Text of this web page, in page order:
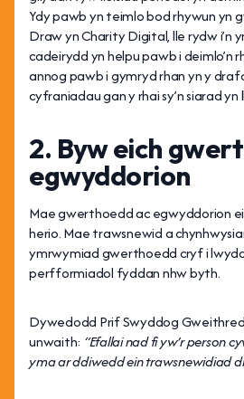
Ydy pawb yn teimlo bod rhywun yn
Draw yn Charity Digital, lle rydw i’n
cadeirydd yn helpu pawb i deimlo’n
annog pawb i gymryd rhan yn y
cyfraniadau gan y rhai sy’n siarad yn
2. Byw eich
egwyddorion
Mae gwerthoedd ac egwyddorion
herio. Mae trawsnewid a
ymrwymiad gwerthoedd cryf i
perfformiadol fyddan nhw byth.
Dywedodd Prif Swyddog
unwaith: “Efallai nad fi yw’r person
yma ar ddiwedd ein trawsnewidiad